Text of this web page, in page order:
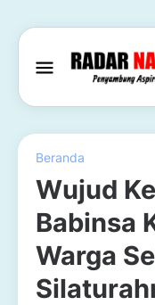
Beranda
Wujud
Babinsa
Warga